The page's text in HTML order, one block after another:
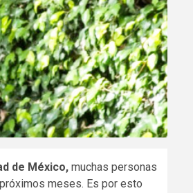
de México, muchas personas
meses. Es por esto